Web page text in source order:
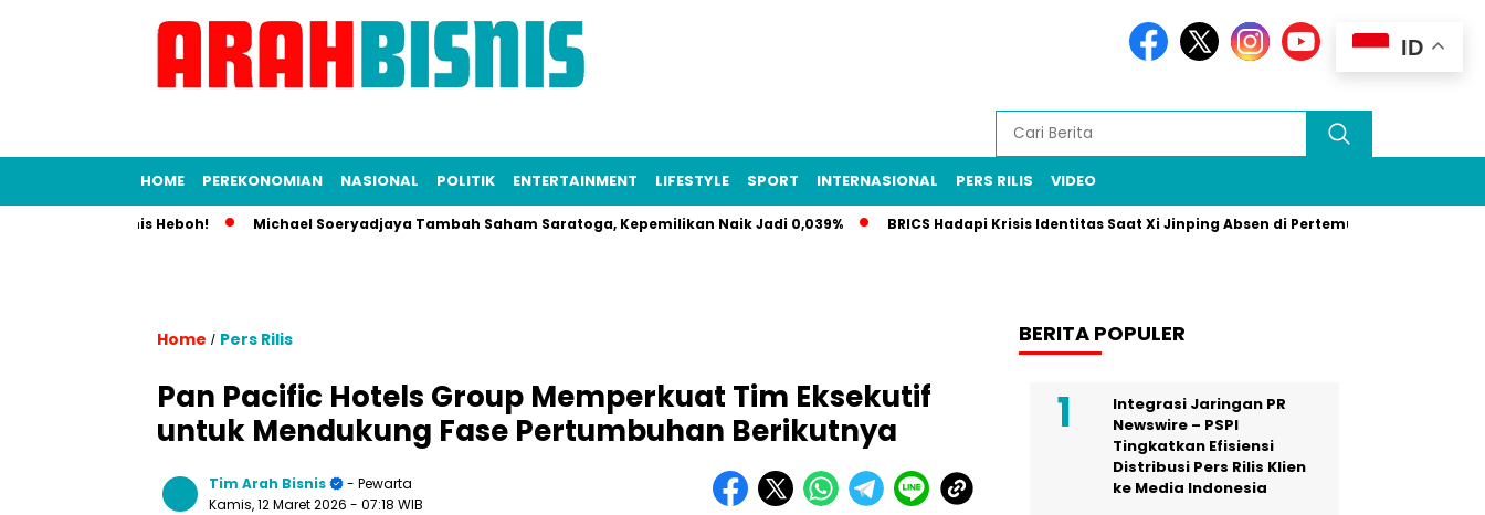
HOME PEREKONOMIAN NASIONAL POLITIK ENTERTAINMENT LIFESTYLE SPORT INTERNASIONAL PERS RILIS VIDEO
Bisnis Heboh! Michael Soeryadjaya Tambah Saham Saratoga, Kepemilikan Naik Jadi 0,039% BRICS Hadapi Krisis Identitas Saat Xi Jinping Absen di Pertemuan Puncak Rio
Home / Pers Rilis
Pan Pacific Hotels Group Memperkuat Tim Eksekutif
untuk Mendukung Fase Pertumbuhan Berikutnya
Tim Arah Bisnis
- Pewarta
Kamis, 12 Maret 2026 - 07:18 WIB
BERITA POPULER
Integrasi Jaringan PR
Newswire – PSPI
Tingkatkan Efisiensi
Distribusi Pers Rilis Klien
ke Media Indonesia
ID